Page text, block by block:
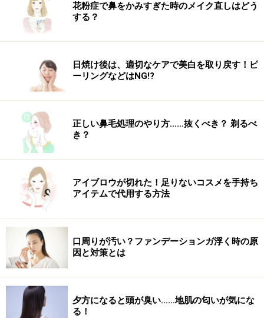
花粉症で鼻をかみすぎた時のメイク直しはどう
する？
日焼け後は、適切なケアで美白を取り戻す！ピ
ーリングなどはNG!?
正しい鼻毛処理のやり方……抜くべき？ 剃るべ
き？
アイブロウが切れた！足りないコスメを手持ち
アイテムで代用する方法
口周りが汚い？ファンデーションガ浮く時の原
因と対策とは
夕方になると頭が臭い……地肌の匂いが気にな
る！